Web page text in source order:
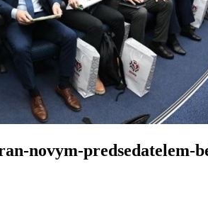
novym-predsedatelem-